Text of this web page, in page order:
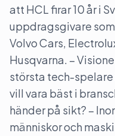
att HCL firar 10 år i
uppdragsgivare
Volvo Cars,
Husqvarna. –
största tech-spelare
vill vara bäst i
händer på sikt? –
människor och